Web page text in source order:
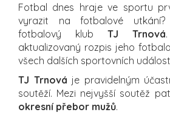
Fotbal dnes hraje ve sportu
vyrazit na fotbalové utkání?
fotbalový klub TJ Trnová
aktualizovaný rozpis jeho
všech dalších sportovních
TJ Trnová je pravidelným
soutěží. Mezi nejvyšší soutěž
okresní přebor mužů.